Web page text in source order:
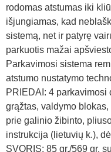
rodomas atstumas iki
išjungiamas, kad
sistemą, net ir patyrę
parkuotis mažai
Parkavimosi sistema
atstumo nustatymo
PRIEDAI: 4
grąžtas, valdymo
prie galinio žibinto,
instrukcija (lietuvių k.),
SVORIS: 85 gr./569 gr.